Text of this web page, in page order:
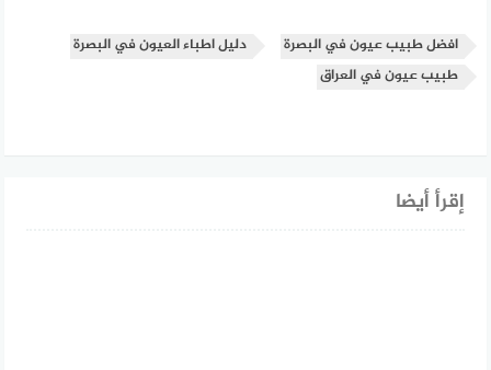
افضل طبيب عيون في البصرة
دليل اطباء العيون في البصرة
طبيب عيون في العراق
إقرأ أيضا